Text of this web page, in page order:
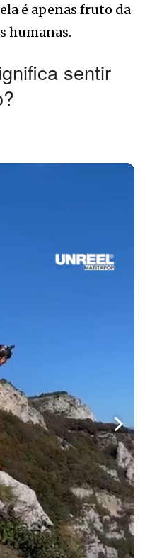
é apenas fruto da
humanas.
sentir